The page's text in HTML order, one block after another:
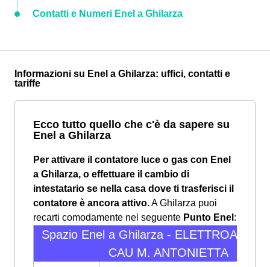
Contatti e Numeri Enel a Ghilarza
Informazioni su Enel a Ghilarza: uffici, contatti e
tariffe
Ecco tutto quello che c'è da sapere su
Enel a Ghilarza
Per attivare il contatore luce o gas con Enel
a Ghilarza, o effettuare il cambio di
intestatario se nella casa dove ti trasferisci il
contatore è ancora attivo.A Ghilarza puoi
recarti comodamente nel seguente Punto Enel :
Spazio Enel a Ghilarza -
CAU M. ANTONIETTA